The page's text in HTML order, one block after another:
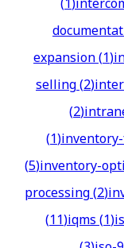
expansion(1)
selling(2)
(2)
(1)
(5)inventory-
processing(2)
(11)iqms(1)